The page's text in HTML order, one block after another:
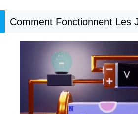
Comment Fonctionnent Les